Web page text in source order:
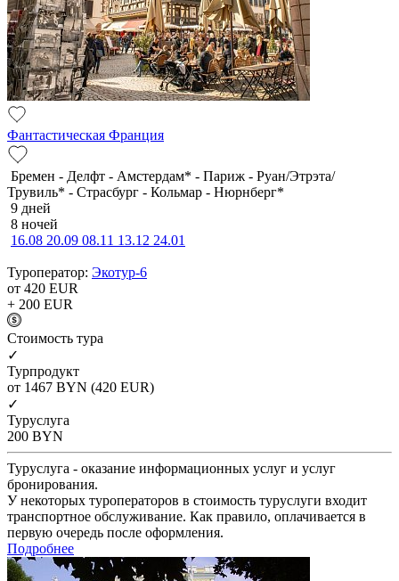
Фантастическая Франция
Бремен - Делфт - Амстердам* - Париж - Руан/Этрэта/
Трувиль* - Страсбург - Кольмар - Нюрнберг*
9 дней
8 ночей
16.08 20.09 08.11 13.12 24.01
Туроператор: Экотур-6
от 420 EUR
+ 200 EUR
Cтоимость тура
✓
Турпродукт
от 1467 BYN (420 EUR)
✓
Туруслуга
200 BYN
Туруслуга - оказание информационных услуг и услуг
бронирования.
У некоторых туроператоров в стоимость туруслуги входит
транспортное обслуживание. Как правило, оплачивается в
первую очередь после оформления.
Подробнее